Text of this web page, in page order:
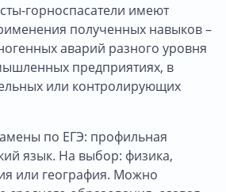
горноспасатели имеют
полученных навыков –
аварий разного уровня
предприятиях, в
или контролирующих
по ЕГЭ: профильная
язык. На выбор: физика,
или география. Можно